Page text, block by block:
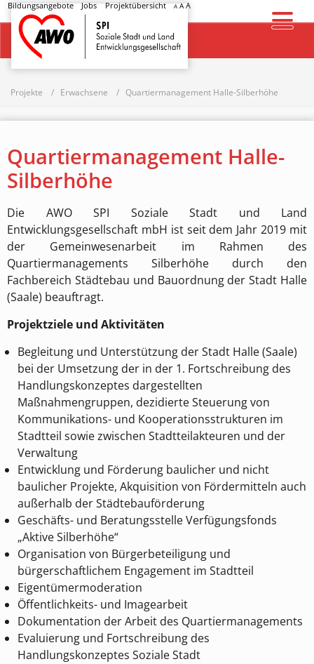
Bildungsangebote Jobs Projektübersicht A AA
Startseite
Projekte Erwachsene Quartiermanagement Halle-Silberhöhe
Quartiermanagement Halle-
Silberhöhe
Die AWO SPI Soziale Stadt und Land
Entwicklungsgesellschaft mbH ist seit dem Jahr 2019 mit
der Gemeinwesenarbeit im Rahmen des
Quartiermanagements Silberhöhe durch den
Fachbereich Städtebau und Bauordnung der Stadt Halle
(Saale) beauftragt.
Projektziele und Aktivitäten
Begleitung und Unterstützung der Stadt Halle (Saale)
bei der Umsetzung der in der 1. Fortschreibung des
Handlungskonzeptes dargestellten
Maßnahmengruppen, dezidierte Steuerung von
Kommunikations- und Kooperationsstrukturen im
Stadtteil sowie zwischen Stadtteilakteuren und der
Verwaltung
Entwicklung und Förderung baulicher und nicht
baulicher Projekte, Akquisition von Fördermitteln auch
außerhalb der Städtebauförderung
Geschäfts- und Beratungsstelle Verfügungsfonds
„Aktive Silberhöhe“
Organisation von Bürgerbeteiligung und
bürgerschaftlichem Engagement im Stadtteil
Eigentümermoderation
Öffentlichkeits- und Imagearbeit
Dokumentation der Arbeit des Quartiermanagements
Evaluierung und Fortschreibung des
Handlungskonzeptes Soziale Stadt